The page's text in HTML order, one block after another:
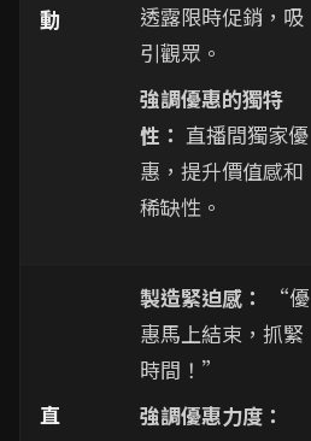
動
透露限時促銷，吸
引觀眾。
強調優惠的獨特
性： 直播間獨家優
惠，提升價值感和
稀缺性。
直
製造緊迫感：
“優
惠馬上結束，抓緊
時間！”
強調優惠力度：